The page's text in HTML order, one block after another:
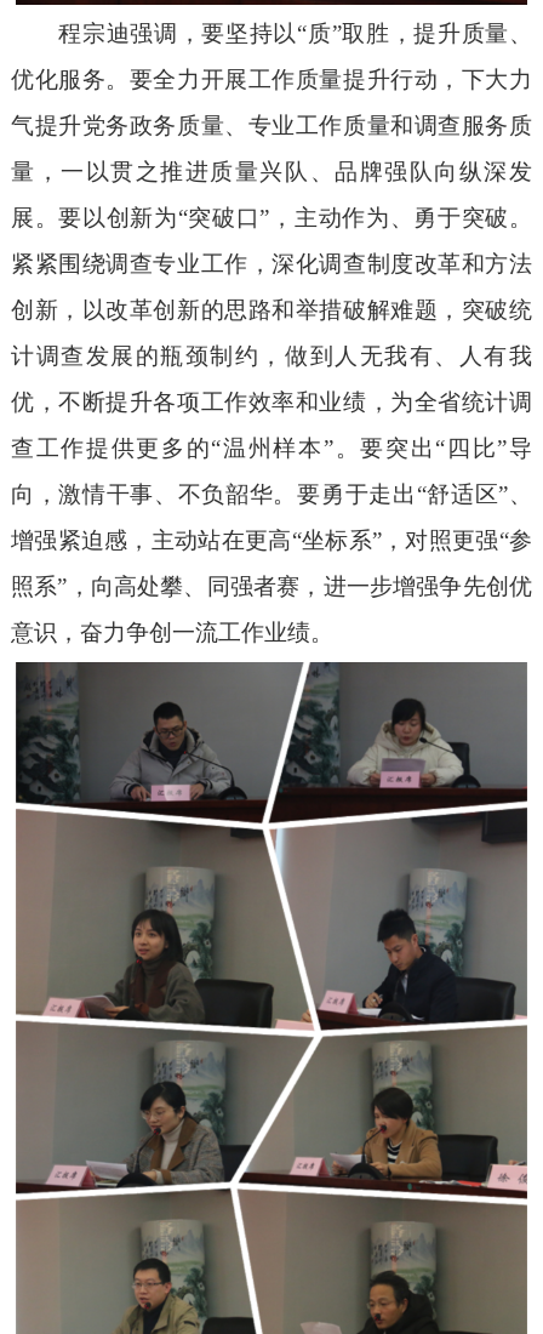
程宗迪强调，要坚持以“质”取胜，提升质量、
优化服务。要全力开展工作质量提升行动，下大力
气提升党务政务质量、专业工作质量和调查服务质
量，一以贯之推进质量兴队、品牌强队向纵深发
展。要以创新为“突破口”，主动作为、勇于突破。
紧紧围绕调查专业工作，深化调查制度改革和方法
创新，以改革创新的思路和举措破解难题，突破统
计调查发展的瓶颈制约，做到人无我有、人有我
优，不断提升各项工作效率和业绩，为全省统计调
查工作提供更多的“温州样本”。要突出“四比”导
向，激情干事、不负韶华。要勇于走出“舒适区”、
增强紧迫感，主动站在更高“坐标系”，对照更强“参
照系”，向高处攀、同强者赛，进一步增强争先创优
意识，奋力争创一流工作业绩。